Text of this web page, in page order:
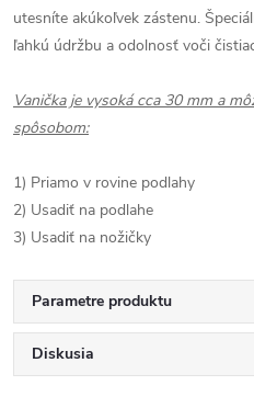
utesníte akúkoľvek zástenu.
ľahkú údržbu a odolnosť voči
Vanička je vysoká cca 30 mm a
spôsobom:
1) Priamo v rovine podlahy
2) Usadiť na podlahe
3) Usadiť na nožičky
Parametre produktu
Diskusia